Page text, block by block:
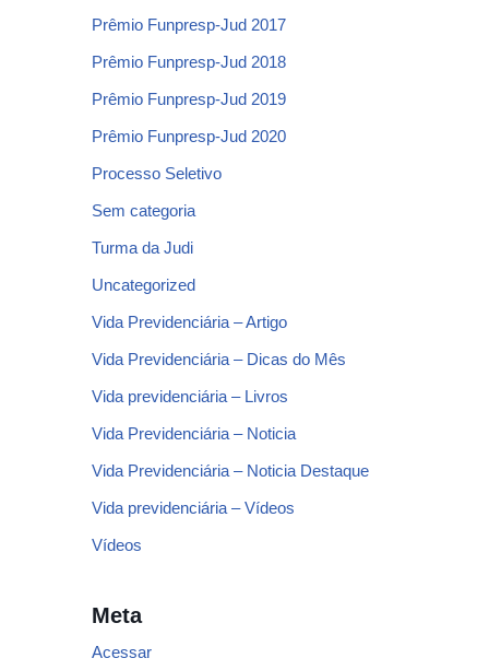
Prêmio Funpresp-Jud 2017
Prêmio Funpresp-Jud 2018
Prêmio Funpresp-Jud 2019
Prêmio Funpresp-Jud 2020
Processo Seletivo
Sem categoria
Turma da Judi
Uncategorized
Vida Previdenciária – Artigo
Vida Previdenciária – Dicas do Mês
Vida previdenciária – Livros
Vida Previdenciária – Noticia
Vida Previdenciária – Noticia Destaque
Vida previdenciária – Vídeos
Vídeos
Meta
Acessar